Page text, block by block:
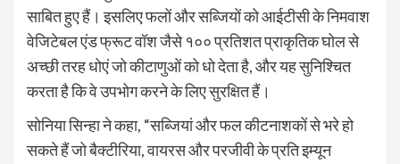
साबित हुए हैं। इसलिए फलों और सब्जियों को आईटीसी के निमवाश
वेजिटेबल एंड फ्रूट वॉश जैसे १०० प्रतिशत प्राकृतिक घोल से
अच्छी तरह धोएं जो कीटाणुओं को धो देता है, और यह सुनिश्चित
करता है कि वे उपभोग करने के लिए सुरक्षित हैं।
सोनिया सिन्हा ने कहा, “सब्जियां और फल कीटनाशकों से भरे हो
सकते हैं जो बैक्टीरिया, वायरस और परजीवी के प्रति इम्यून